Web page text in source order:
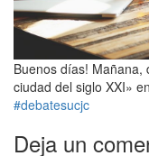
Buenos días! Mañana,
ciudad del siglo XXI»
#debatesucjc
Deja un